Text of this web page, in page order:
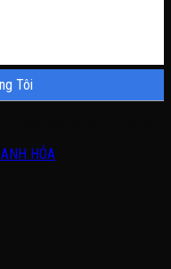
Tôi
HÓA